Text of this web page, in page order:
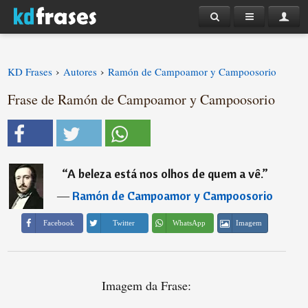
KD Frases › Autores › Ramón de Campoamor y Campoosorio
Frase de Ramón de Campoamor y Campoosorio
“A beleza está nos olhos de quem a vê.”
―Ramón de Campoamor y Campoosorio
Facebook Twitter WhatsApp Imagem
Imagem da Frase: